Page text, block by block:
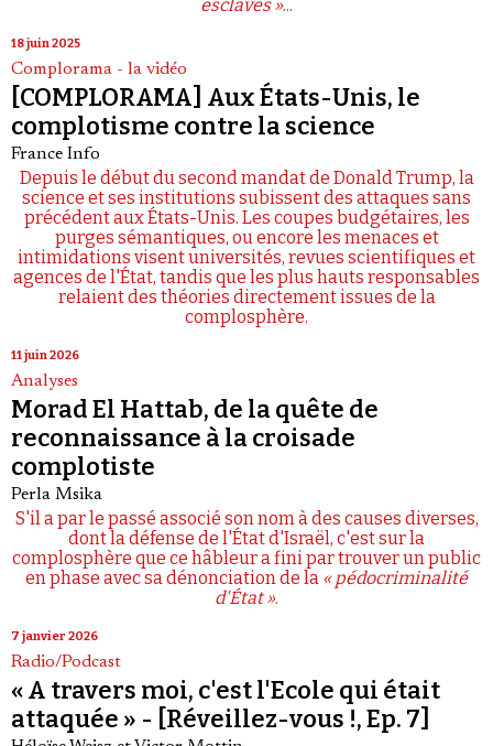
esclaves »...
18 juin 2025
Complorama - la vidéo
[COMPLORAMA] Aux États-Unis, le
complotisme contre la science
France Info
Depuis le début du second mandat de Donald Trump, la
science et ses institutions subissent des attaques sans
précédent aux États-Unis. Les coupes budgétaires, les
purges sémantiques, ou encore les menaces et
intimidations visent universités, revues scientifiques et
agences de l'État, tandis que les plus hauts responsables
relaient des théories directement issues de la
complosphère.
11 juin 2026
Analyses
Morad El Hattab, de la quête de
reconnaissance à la croisade
complotiste
Perla Msika
S'il a par le passé associé son nom à des causes diverses,
dont la défense de l'État d'Israël, c'est sur la
complosphère que ce hâbleur a fini par trouver un public
en phase avec sa dénonciation de la « pédocriminalité
d'État ».
7 janvier 2026
Radio/Podcast
« A travers moi, c'est l'Ecole qui était
attaquée » - [Réveillez-vous !, Ep. 7]